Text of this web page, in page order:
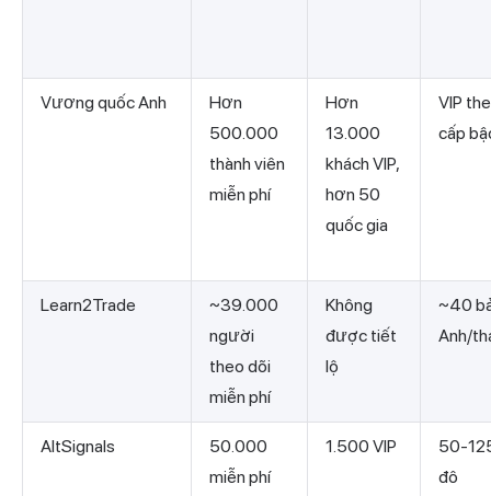
Vương quốc Anh
Hơn
500.000
thành viên
miễn phí
Hơn
13.000
khách VIP,
hơn 50
quốc gia
VIP
cấp
Learn2Trade
~39.000
người
theo dõi
miễn phí
Không
được tiết
lộ
~40
Anh/
AltSignals
50.000
miễn phí
1.500 VIP
50-
đô